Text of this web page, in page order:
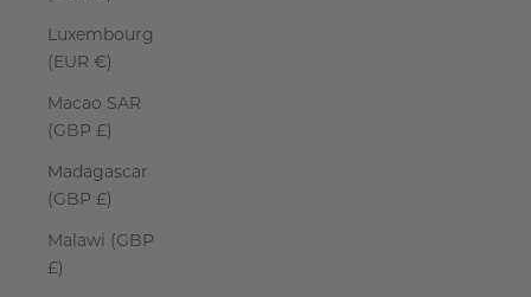
Luxembourg
(EUR €)
Macao SAR
(GBP £)
Madagascar
(GBP £)
Malawi (GBP
£)